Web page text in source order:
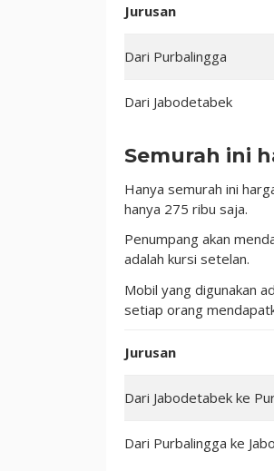
Jurusan
Dari Purbalingga
Dari Jabodetabek
Semurah ini
Hanya semurah ini
hanya 275 ribu saja.
Penumpang akan
adalah kursi setelan.
Mobil yang digunakan
setiap orang
Jurusan
Dari Jabodetabek ke
Dari Purbalingga ke